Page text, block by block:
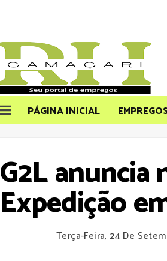
PÁGINA INICIAL
G2L
Expedição
Terça-Feira, 24 De